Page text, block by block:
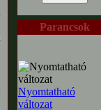
Parancsok
Nyomtatható
változat